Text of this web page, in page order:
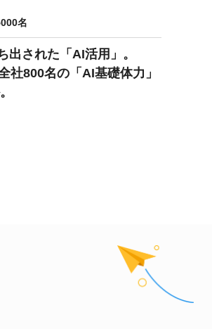
名
出された「AI活用」。
社800名の「AI基礎体力」